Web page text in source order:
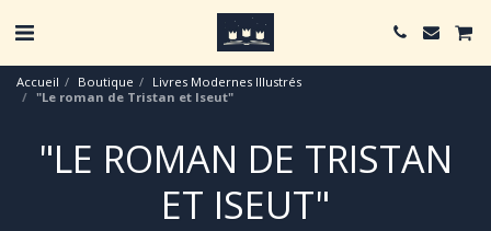
Accueil Boutique
Livres Modernes Illustrés
"Le roman de Tristan et Iseut"
"LE ROMAN DE TRISTAN
ET ISEUT"